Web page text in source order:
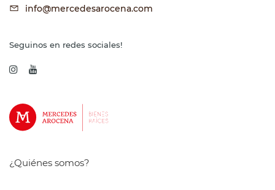
info@mercedesarocena.com
Seguinos en redes sociales!
¿Quiénes somos?